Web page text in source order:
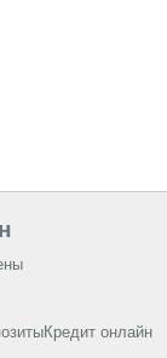
Кредит онлайн